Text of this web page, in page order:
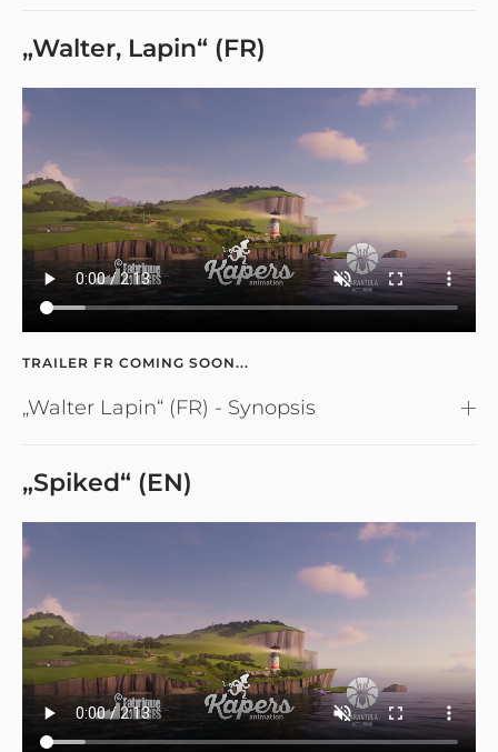
„Walter, Lapin“ (FR)
TRAILER FR COMING SOON...
„Walter Lapin“ (FR) - Synopsis
„Spiked“ (EN)